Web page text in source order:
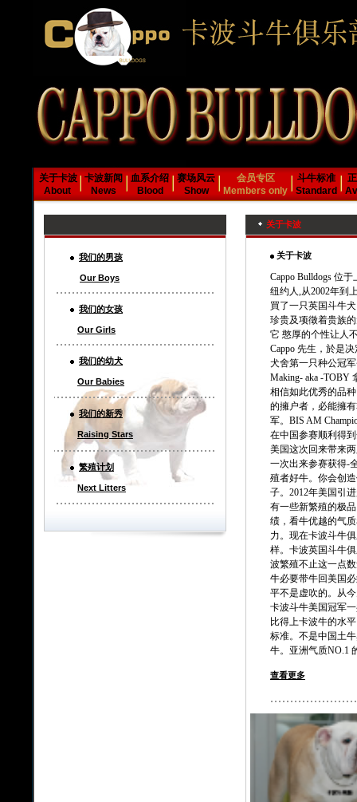
关于卡波
About
卡波新闻
News
血系介绍
Blood
赛场风云
Show
会员专区
Members only
斗牛标准
Standard
我们的男孩
Our Boys
我们的女孩
Our Girls
我们的幼犬
Our Babies
我们的新秀
Raising Stars
繁殖计划
Next Litters
关于卡波
关于卡波
Cappo Bulldogs 位
纽约人,从2002年到
買了一只英国斗牛
珍贵及项徵着贵族
它 憨厚的个性让人
Cappo 先生，於是
犬舍第一只种公冠军
Making- aka -TOBY
相信如此优秀的品
的擁户者，必能擁
军。BIS AM
在中国参赛顺利得
美国这次回来带来
一次出来参赛获得-
殖者好牛。你会创
子。2012年美国引
有一些新繁殖的极
绩，看牛优越的气
力。现在卡波斗牛
样。卡波英国斗牛
波繁殖不止这一点
牛必要带牛回美国
平不是虚吹的。从
卡波斗牛美国冠军
比得上卡波牛的水
标准。不是中国土
牛。亚洲气质NO.1
查看更多